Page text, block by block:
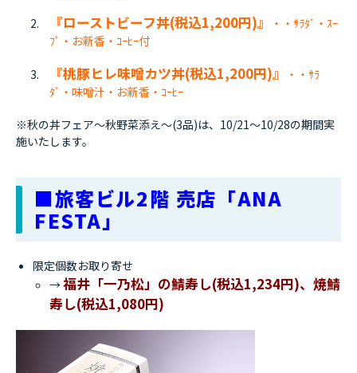
『ローストビーフ丼(税込1,200円)』
・・ｻﾗﾀﾞ・ｽｰ
ﾌﾟ・お新香・ｺｰﾋｰ付
『桃豚ヒレ味噌カツ丼(税込1,200円)』
・・ｻﾗ
ﾀﾞ・味噌汁・お新香・ｺｰﾋｰ
※秋の丼フェア～秋野菜添え～(3品)は、10/21～10/28の期間実
施いたします。
■旅客ビル2階 売店「ANA
FESTA」
限定個数お取り寄せ
→福井「一乃松」の鯖寿し(税込1,234円)、焼鯖
寿し(税込1,080円)